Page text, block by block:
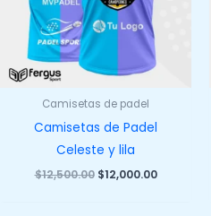
Camisetas de padel
Camisetas de Padel
Celeste y lila
$12,500.00 El
$12,000.00El